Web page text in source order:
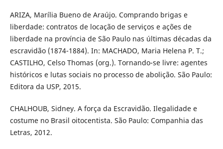
ARIZA, Marília Bueno de Araújo. Comprando brigas e
liberdade: contratos de locação de serviços e ações de
liberdade na província de São Paulo nas últimas décadas da
escravidão (1874-1884). In: MACHADO, Maria Helena P. T.;
CASTILHO, Celso Thomas (org.). Tornando-se livre: agentes
históricos e lutas sociais no processo de abolição. São Paulo:
Editora da USP, 2015.
CHALHOUB, Sidney. A força da Escravidão. Ilegalidade e
costume no Brasil oitocentista. São Paulo: Companhia das
Letras, 2012.